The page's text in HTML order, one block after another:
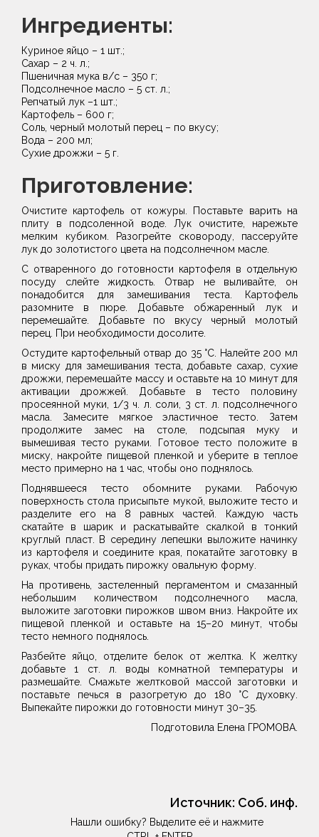
Ингредиенты:
Куриное яйцо – 1 шт.;
Сахар – 2 ч. л.;
Пшеничная мука в/с – 350 г;
Подсолнечное масло – 5 ст. л.;
Репчатый лук –1 шт.;
Картофель – 600 г;
Соль, черный молотый перец – по вкусу;
Вода – 200 мл;
Сухие дрожжи – 5 г.
Приготовление:
Очистите картофель от кожуры. Поставьте варить на
плиту в подсоленной воде. Лук очистите, нарежьте
мелким кубиком. Разогрейте сковороду, пассеруйте
лук до золотистого цвета на подсолнечном масле.
С отваренного до готовности картофеля в отдельную
посуду слейте жидкость. Отвар не выливайте, он
понадобится для замешивания теста. Картофель
разомните в пюре. Добавьте обжаренный лук и
перемешайте. Добавьте по вкусу черный молотый
перец. При необходимости досолите.
Остудите картофельный отвар до 35 °С. Налейте 200 мл
в миску для замешивания теста, добавьте сахар, сухие
дрожжи, перемешайте массу и оставьте на 10 минут для
активации дрожжей. Добавьте в тесто половину
просеянной муки, 1/3 ч. л. соли, 3 ст. л. подсолнечного
масла. Замесите мягкое эластичное тесто. Затем
продолжите замес на столе, подсыпая муку и
вымешивая тесто руками. Готовое тесто положите в
миску, накройте пищевой пленкой и уберите в теплое
место примерно на 1 час, чтобы оно поднялось.
Поднявшееся тесто обомните руками. Рабочую
поверхность стола присыпьте мукой, выложите тесто и
разделите его на 8 равных частей. Каждую часть
скатайте в шарик и раскатывайте скалкой в тонкий
круглый пласт. В середину лепешки выложите начинку
из картофеля и соедините края, покатайте заготовку в
руках, чтобы придать пирожку овальную форму.
На противень, застеленный пергаментом и смазанный
небольшим количеством подсолнечного масла,
выложите заготовки пирожков швом вниз. Накройте их
пищевой пленкой и оставьте на 15–20 минут, чтобы
тесто немного поднялось.
Разбейте яйцо, отделите белок от желтка. К желтку
добавьте 1 ст. л. воды комнатной температуры и
размешайте. Смажьте желтковой массой заготовки и
поставьте печься в разогретую до 180 °С духовку.
Выпекайте пирожки до готовности минут 30–35.
Подготовила Елена ГРОМОВА.
Источник: Соб. инф.
Нашли ошибку? Выделите её и нажмите